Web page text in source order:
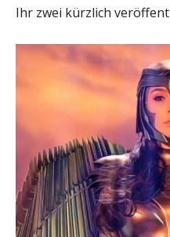
Ihr zwei kürzlich